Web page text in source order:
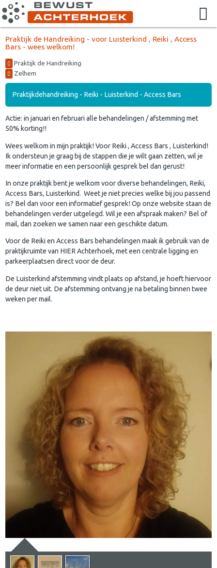
Praktijk de Handreiking - voor Luisterkind , Reiki , Access
Bars - wees welkom!
Praktijk de Handreiking
Zelhem
Praktijkdehandreiking - Reiki - Luisterkind - Access Bars
Actie: in januari en februari alle behandelingen / afstemming met
50% korting!!
Wees welkom in mijn praktijk! Voor Reiki , Access Bars , Luisterkind!
Ik ondersteun je graag bij de stappen die je wilt gaan zetten, wil je
meer informatie en een persoonlijk gesprek bel dan gerust!
In onze praktijk bent je welkom voor diverse behandelingen, Reiki,
Access Bars, Luisterkind. Weet je niet precies welke bij jou passend
is? Bel dan voor een informatief gesprek! Op onze website staan de
behandelingen verder uitgelegd. Wil je een afspraak maken? Bel of
mail, dan zoeken we samen naar een geschikte datum.
Voor de Reiki en Access Bars behandelingen maak ik gebruik van de
praktijkruimte van HIER Achterhoek, met een centrale ligging en
parkeerplaatsen direct voor de deur.
De Luisterkind afstemming vindt plaats op afstand, je hoeft hiervoor
de deur niet uit. De afstemming ontvang je na betaling binnen twee
weken per mail.